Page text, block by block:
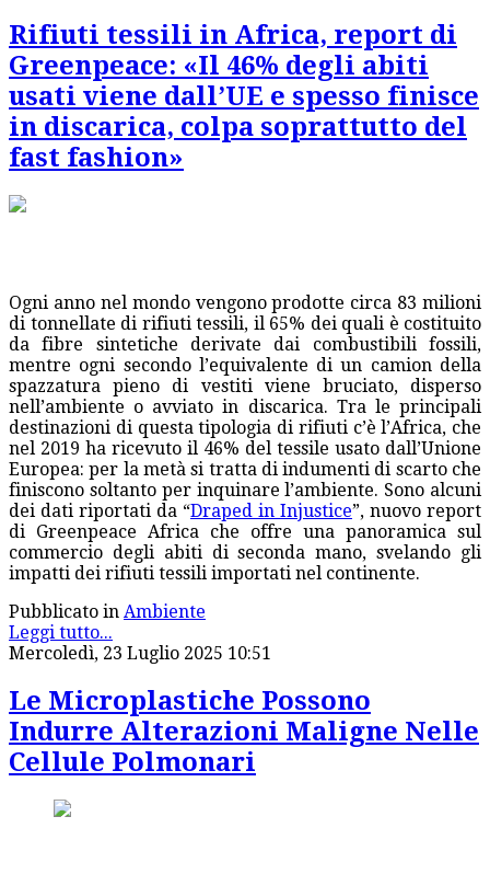
Rifiuti tessili in Africa, report di
Greenpeace: «Il 46% degli abiti
usati viene dall’UE e spesso finisce
in discarica, colpa soprattutto del
fast fashion»
Ogni anno nel mondo vengono prodotte circa 83 milioni
di tonnellate di rifiuti tessili, il 65% dei quali è costituito
da fibre sintetiche derivate dai combustibili fossili,
mentre ogni secondo l’equivalente di un camion della
spazzatura pieno di vestiti viene bruciato, disperso
nell’ambiente o avviato in discarica. Tra le principali
destinazioni di questa tipologia di rifiuti c’è l’Africa, che
nel 2019 ha ricevuto il 46% del tessile usato dall’Unione
Europea: per la metà si tratta di indumenti di scarto che
finiscono soltanto per inquinare l’ambiente. Sono alcuni
dei dati riportati da “Draped in Injustice”, nuovo report
di Greenpeace Africa che offre una panoramica sul
commercio degli abiti di seconda mano, svelando gli
impatti dei rifiuti tessili importati nel continente.
Pubblicato in Ambiente
Leggi tutto...
Mercoledì, 23 Luglio 2025 10:51
Le Microplastiche Possono
Indurre Alterazioni Maligne Nelle
Cellule Polmonari